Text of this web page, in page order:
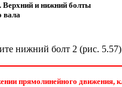
. Верхний и нижний болты
вала
нижний болт 2 (рис. 5.57
прямолинейного движения,